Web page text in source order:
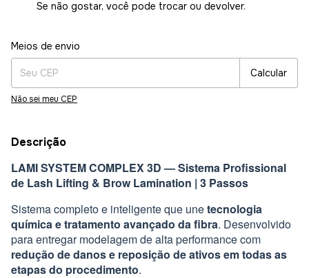
Se não gostar, você pode trocar ou devolver.
Entregas para o CEP:
Meios de envio
Calcular
Não sei meu CEP
Descrição
LAMI SYSTEM COMPLEX 3D — Sistema Profissional
de Lash Lifting & Brow Lamination | 3 Passos
Sistema completo e inteligente que unetecnologia
química e tratamento avançado da fibra. Desenvolvido
para entregar modelagem de alta performance com
redução de danos e reposição de ativos em todas as
etapas do procedimento.